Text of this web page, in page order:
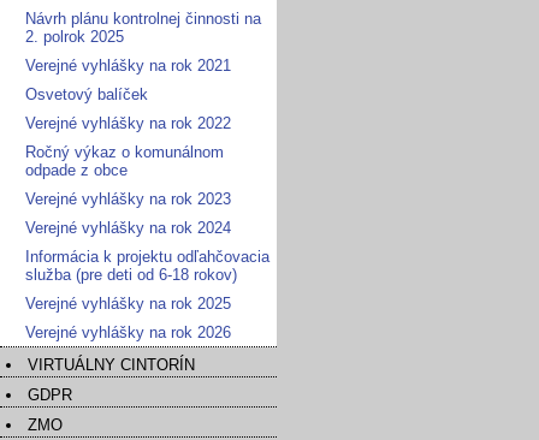
Návrh plánu kontrolnej činnosti na
2. polrok 2025
Verejné vyhlášky na rok 2021
Osvetový balíček
Verejné vyhlášky na rok 2022
Ročný výkaz o komunálnom
odpade z obce
Verejné vyhlášky na rok 2023
Verejné vyhlášky na rok 2024
Informácia k projektu odľahčovacia
služba (pre deti od 6-18 rokov)
Verejné vyhlášky na rok 2025
Verejné vyhlášky na rok 2026
VIRTUÁLNY CINTORÍN
GDPR
ZMO